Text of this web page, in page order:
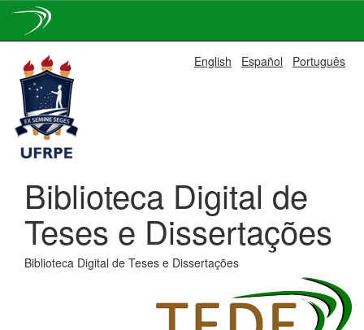
navigation
English Español Português
Biblioteca Digital de
Teses e Dissertações
Biblioteca Digital de Teses e Dissertações